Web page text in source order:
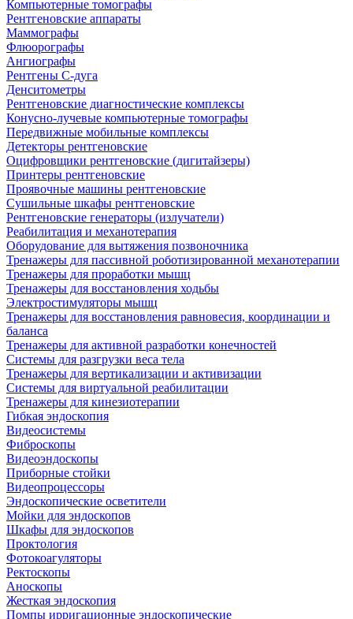
Компьютерные томографы
Рентгеновские аппараты
Маммографы
Флюорографы
Ангиографы
Рентгены С-дуга
Денситометры
Рентгеновские диагностические комплексы
Конусно-лучевые компьютерные томографы
Передвижные мобильные комплексы
Детекторы рентгеновские
Оцифровщики рентгеновские (дигитайзеры)
Принтеры рентгеновские
Проявочные машины рентгеновские
Сушильные шкафы рентгеновские
Рентгеновские генераторы (излучатели)
Реабилитация и механотерапия
Оборудование для вытяжения позвоночника
Тренажеры для пассивной роботизированной механотерапии
Тренажеры для проработки мышц
Тренажеры для восстановления ходьбы
Электростимуляторы мышц
Тренажеры для восстановления равновесия, координации и
баланса
Тренажеры для активной разработки конечностей
Системы для разгрузки веса тела
Тренажеры для вертикализации и активизации
Системы для виртуальной реабилитации
Тренажеры для кинезиотерапии
Гибкая эндоскопия
Видеосистемы
Фиброскопы
Видеоэндоскопы
Приборные стойки
Видеопроцессоры
Эндоскопические осветители
Мойки для эндоскопов
Шкафы для эндоскопов
Проктология
Фотокоагуляторы
Ректоскопы
Аноскопы
Жесткая эндоскопия
Помпы ирригационные эндоскопические